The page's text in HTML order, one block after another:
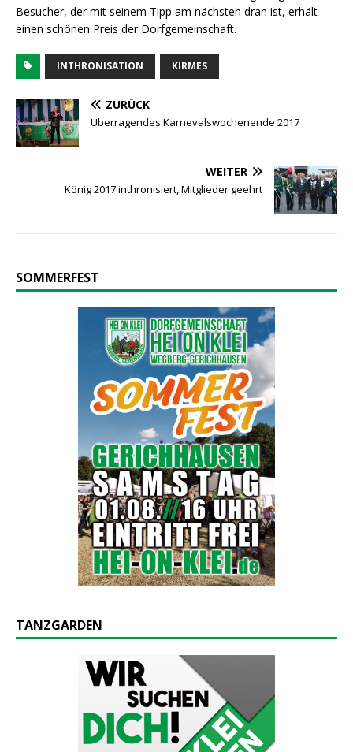
Besucher, der mit seinem Tipp am nächsten dran ist, erhält
einen schönen Preis der Dorfgemeinschaft.
INTHRONISATION KIRMES
ZURÜCK
Überragendes Karnevalswochenende 2017
WEITER
König 2017 inthronisiert, Mitglieder geehrt
SOMMERFEST
TANZGARDEN